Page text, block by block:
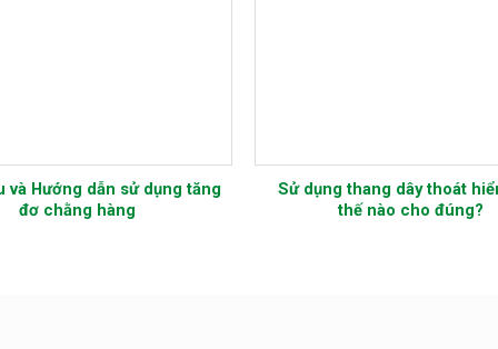
BẢO HỘ LAO ĐỘNG TRONG MÔI
TRƯỜNG CÔNG NGHIỆP HÓA CHẤT
Bạn Cần Sử
trong Môi